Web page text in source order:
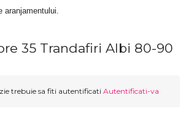
35 Trandafiri Albi 80-90
trebuie sa fiti autentificati Autentificati-va